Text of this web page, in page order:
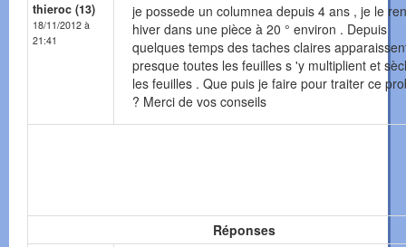
thieroc (13)
18/11/2012 à
21:41
je possede un columnea depuis 4 ans , je le
hiver dans une pièce à 20 ° environ . Depuis
quelques temps des taches claires
presque toutes les feuilles s 'y multiplient et
les feuilles . Que puis je faire pour traiter ce
? Merci de vos conseils
Réponses